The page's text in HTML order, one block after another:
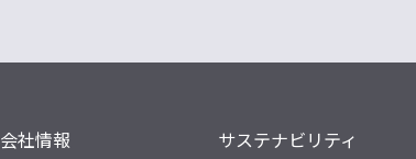
会社情報 サステナビリティ